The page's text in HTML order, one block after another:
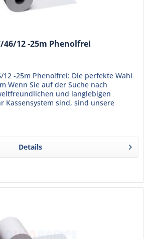
12 -25m Phenolfrei
-25m Phenolfrei: Die perfekte Wahl
Wenn Sie auf der Suche nach
und langlebigen
Kassensystem sind, sind unsere
-25m...
Details